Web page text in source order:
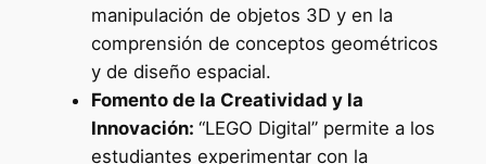
manipulación de objetos 3D y en la
comprensión de conceptos geométricos
y de diseño espacial.
Fomento de la Creatividad y la
Innovación: “LEGO Digital” permite a los
estudiantes experimentar con la